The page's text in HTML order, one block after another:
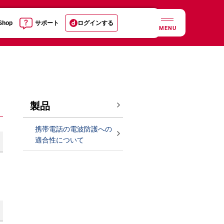
サポート ログインする
MENU
製品
携帯電話の電波防護への
適合性について